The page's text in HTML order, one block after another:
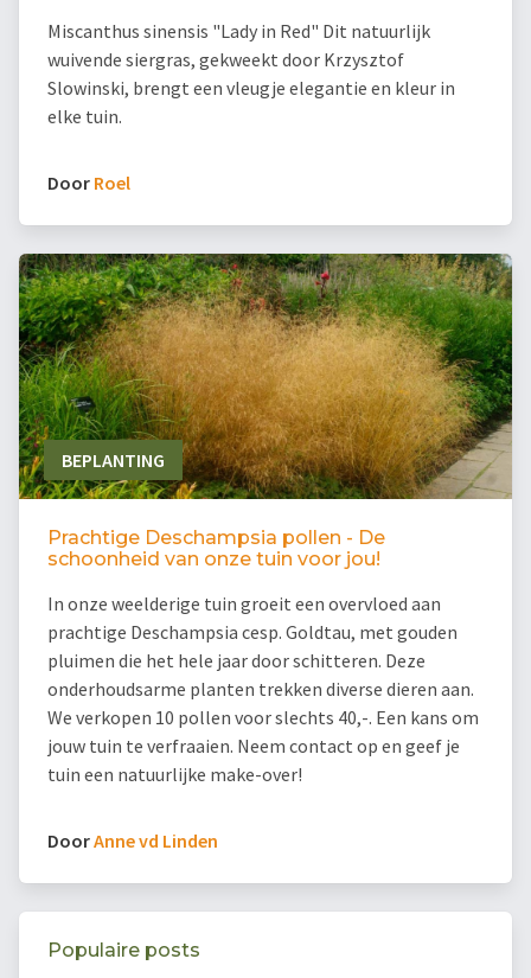
Miscanthus sinensis "Lady in Red" Dit natuurlijk
wuivende siergras, gekweekt door Krzysztof
Slowinski, brengt een vleugje elegantie en kleur in
elke tuin.
Door Roel
BEPLANTING
Prachtige Deschampsia pollen - De
schoonheid van onze tuin voor jou!
In onze weelderige tuin groeit een overvloed aan
prachtige Deschampsia cesp. Goldtau, met gouden
pluimen die het hele jaar door schitteren. Deze
onderhoudsarme planten trekken diverse dieren aan.
We verkopen 10 pollen voor slechts 40,-. Een kans om
jouw tuin te verfraaien. Neem contact op en geef je
tuin een natuurlijke make-over!
DoorAnne vd Linden
Populaire posts